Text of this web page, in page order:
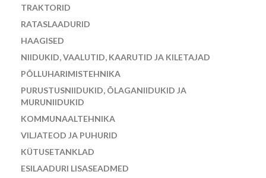
TRAKTORID
RATASLAADURID
HAAGISED
NIIDUKID, VAALUTID, KAARUTID JA KILETAJAD
PÕLLUHARIMISTEHNIKA
PURUSTUSNIIDUKID, ÕLAGANIIDUKID JA
MURUNIIDUKID
KOMMUNAALTEHNIKA
VILJATEOD JA PUHURID
KÜTUSETANKLAD
ESILAADURI LISASEADMED